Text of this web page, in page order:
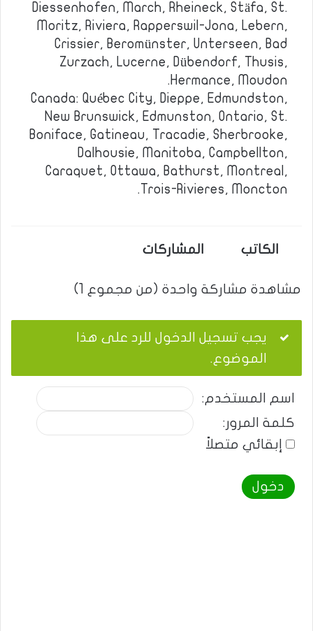
Diessenhofen, March, Rheineck, Stäfa, St.
Moritz, Riviera, Rapperswil-Jona, Lebern,
Crissier, Beromünster, Unterseen, Bad
Zurzach, Lucerne, Dübendorf, Thusis,
Hermance, Moudon.
Canada: Québec City, Dieppe, Edmundston,
New Brunswick, Edmunston, Ontario, St.
Boniface, Gatineau, Tracadie, Sherbrooke,
Dalhousie, Manitoba, Campbellton,
Caraquet, Ottawa, Bathurst, Montreal,
Trois-Rivieres, Moncton.
الكاتب المشاركات
مشاهدة مشاركة واحدة (من مجموع 1)
يجب تسجيل الدخول للرد على هذا
الموضوع.
اسم المستخدم:
كلمة المرور:
إبقائي متصلاً
دخول